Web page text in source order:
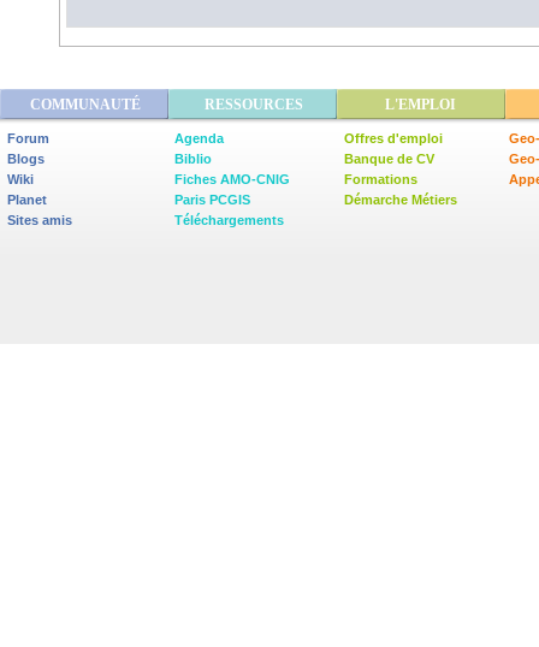
COMMUNAUTÉ RESSOURCES L'EMPLOI
Forum
Blogs
Wiki
Planet
Sites amis
Agenda
Biblio
Fiches AMO-CNIG
Paris PCGIS
Téléchargements
Offres d'emploi
Banque de CV
Formations
Démarche Métiers